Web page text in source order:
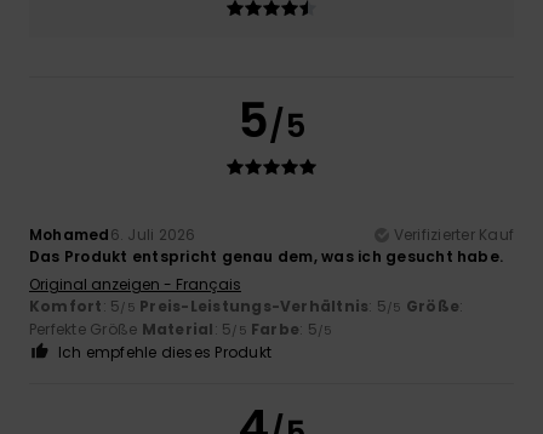
5/5
Mohamed6. Juli 2026
Verifizierter Kauf
Das Produkt entspricht genau dem, was ich gesucht habe.
Original anzeigen - Français
Komfort: 5/5 Preis-Leistungs-Verhältnis: 5/5 Größe:
Perfekte Größe Material: 5/5 Farbe: 5/5
Ich empfehle dieses Produkt